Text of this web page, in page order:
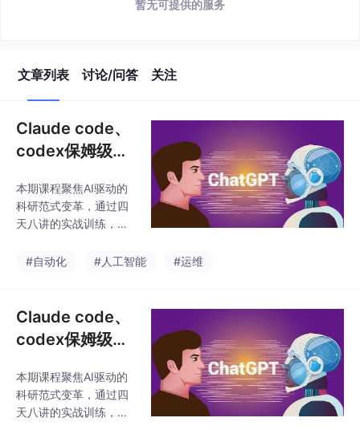
暂无可提供的服务
文章列表 讨论/问答 关注
Claude code、
codex保姆级方
研自动化的工作
流
本期课程聚焦AI驱动的
科研范式变革，通过四
天八讲的实战训练，系
udeCode等工具在科研
法论"的科研自动化体
系；Python+R双语言实
现文献计量与数据分
流程可迁移性。学员将
掌握从选题、文献分
析、实验设计到论文写
#自动化 #人工智能 #运维
Claude code、
codex保姆级方
研自动化的工作
流
本期课程聚焦AI驱动的
科研范式变革，通过四
天八讲的实战训练，系